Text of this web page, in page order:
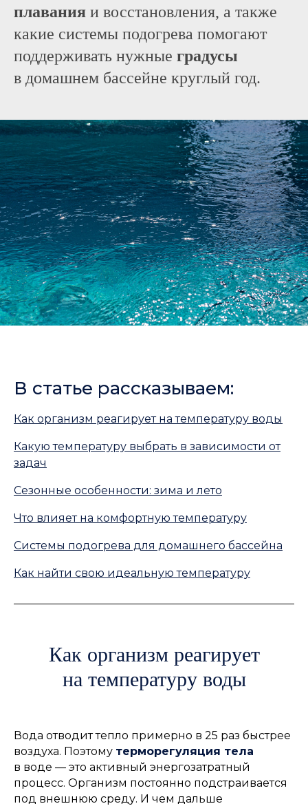
плавания и восстановления, а также
какие системы подогрева помогают
поддерживать нужные градусы
в домашнем бассейне круглый год.
В статье рассказываем:
Как организм реагирует на температуру воды
Какую температуру выбрать в зависимости от
задач
Сезонные особенности: зима и лето
Что влияет на комфортную температуру
Системы подогрева для домашнего бассейна
Как найти свою идеальную температуру
Как организм реагирует
на температуру воды
Вода отводит тепло примерно в 25 раз быстрее
воздуха. Поэтому терморегуляция тела
в воде — это активный энергозатратный
процесс. Организм постоянно подстраивается
под внешнюю среду. И чем дальше